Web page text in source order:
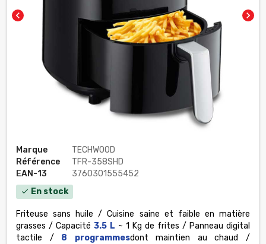
chevron_left chevron_right
Marque
TECHWOOD
Référence
TFR-358SHD
EAN-13
3760301555452
check En stock
Friteuse sans huile / Cuisine saine et faible en matière
grasses / Capacité 3.5 L ~ 1 Kg de frites / Panneau digital
tactile / 8 programmesdont maintien au chaud /